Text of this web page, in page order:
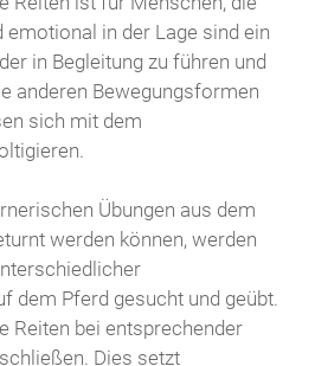
emotional in der Lage sind ein
in Begleitung zu führen und
anderen Bewegungsformen
sich mit dem
Übungen aus dem
werden können, werden
dem Pferd gesucht und geübt.
Reiten bei entsprechender
Dies setzt